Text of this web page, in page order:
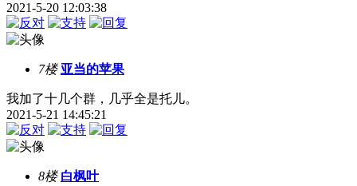
2021-5-20 12:03:38
7楼 亚当的苹果
我加了十几个群，几乎全是托儿。
2021-5-21 14:45:21
8楼 白枫叶